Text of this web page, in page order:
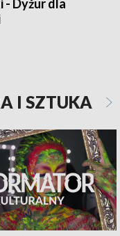
- Dyżur dla
I SZTUKA